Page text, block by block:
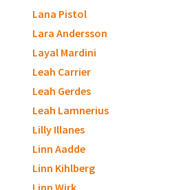
Lana Pistol
Lara Andersson
Layal Mardini
Leah Carrier
Leah Gerdes
Leah Lamnerius
Lilly Illanes
Linn Aadde
Linn Kihlberg
Linn Wirk